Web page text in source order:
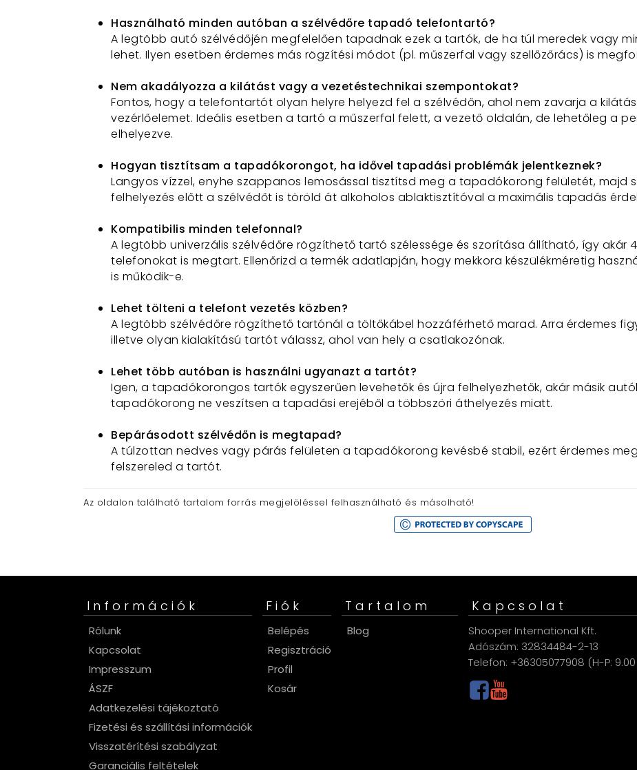
Használható minden autóban a szélvédőre tapadó telefontartó?
A legtöbb autó szélvédőjén megfelelően tapadnak ezek a tartók, de ha túl meredek vagy
lehet. Ilyen esetben érdemes más rögzítési módot (pl. műszerfal vagy szellőzőrács) is
Nem akadályozza a kilátást vagy a vezetéstechnikai szempontokat?
Fontos, hogy a telefontartót olyan helyre helyezd fel a szélvédőn, ahol nem zavarja a
vezérlőelemet. Ideális esetben a tartó a műszerfal felett, a vezető oldalán, de lehetőleg a
elhelyezve.
Hogyan tisztítsam a tapadókorongot, ha idővel tapadási problémák jelentkeznek?
Langyos vízzel, enyhe szappanos lemosással tisztítsd meg a tapadókorong felületét, majd
felhelyezés előtt a szélvédőt is töröld át alkoholos ablaktisztítóval a maximális tapadás
Kompatibilis minden telefonnal?
A legtöbb univerzális szélvédőre rögzíthető tartó szélessége és szorítása állítható, így akár
telefonokat is megtart. Ellenőrizd a termék adatlapján, hogy mekkora készülékméretig
is működik-e.
Lehet tölteni a telefont vezetés közben?
A legtöbb szélvédőre rögzíthető tartónál a töltőkábel hozzáférhető marad. Arra érdemes
illetve olyan kialakítású tartót válassz, ahol van hely a csatlakozónak.
Lehet több autóban is használni ugyanazt a tartót?
Igen, a tapadókorongos tartók egyszerűen levehetők és újra felhelyezhetők, akár másik
tapadókorong ne veszítsen a tapadási erejéből a többszöri áthelyezés miatt.
Bepárásodott szélvédőn is megtapad?
A túlzottan nedves vagy párás felületen a tapadókorong kevésbé stabil, ezért érdemes
felszereled a tartót.
Az oldalon található tartalom forrás megjelöléssel felhasználható és másolható!
Információk
Rólunk
Kapcsolat
Impresszum
ÁSZF
Adatkezelési tájékoztató
Fizetési és szállítási információk
Visszatérítési szabályzat
Garanciális feltételek
Fiók
Belépés
Regisztráció
Profil
Kosár
Tartalom
Blog
Kapcsolat
Shooper International Kft.
Adószám: 32834484-2-13
Telefon: +36305077908 (H-P: 9.00